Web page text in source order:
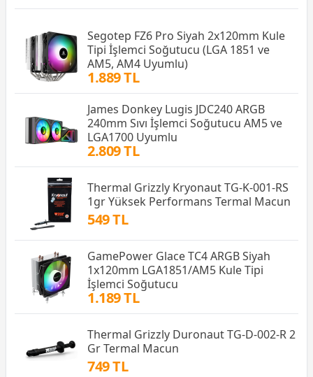
Segotep FZ6 Pro Siyah 2x120mm Kule
Tipi İşlemci Soğutucu (LGA 1851 ve
AM5, AM4 Uyumlu)
1.889 TL
James Donkey Lugis JDC240 ARGB
240mm Sıvı İşlemci Soğutucu AM5 ve
LGA1700 Uyumlu
2.809 TL
Thermal Grizzly Kryonaut TG-K-001-RS
1gr Yüksek Performans Termal Macun
549 TL
GamePower Glace TC4 ARGB Siyah
1x120mm LGA1851/AM5 Kule Tipi
İşlemci Soğutucu
1.189 TL
Thermal Grizzly Duronaut TG-D-002-R 2
Gr Termal Macun
749 TL